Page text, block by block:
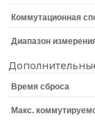
Коммутационная
Диапазон
Время сброса
Макс.